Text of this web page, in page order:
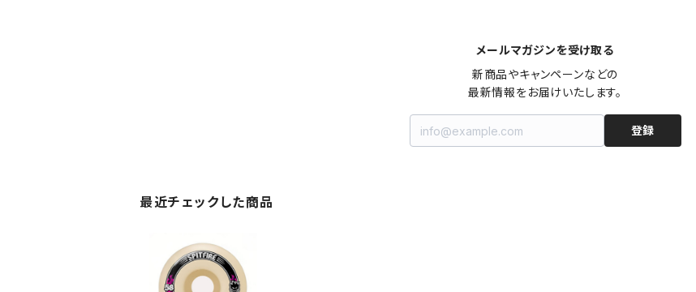
メールマガジンを受け取る
新商品やキャンペーンなどの
最新情報をお届けいたします。
登録
最近チェックした商品